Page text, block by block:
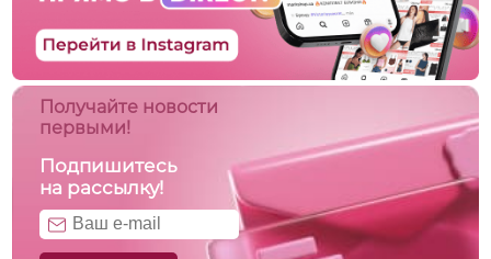
Получайте новости
первыми!
Подпишитесь
на рассылку!